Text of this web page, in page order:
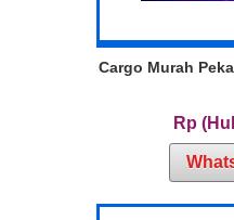
Cargo Murah
Rp